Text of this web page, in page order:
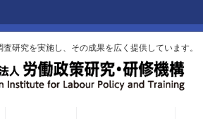
研究を実施し、その成果を広く提供しています。